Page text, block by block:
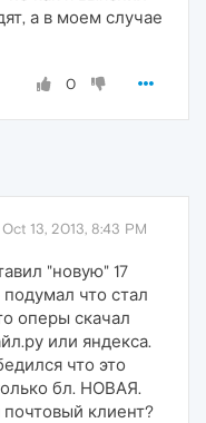
а в моем случае
0
Oct 13, 2013, 8:43 PM
"новую" 17
подумал что стал
оперы скачал
или яндекса.
что это
бл. НОВАЯ.
клиент?